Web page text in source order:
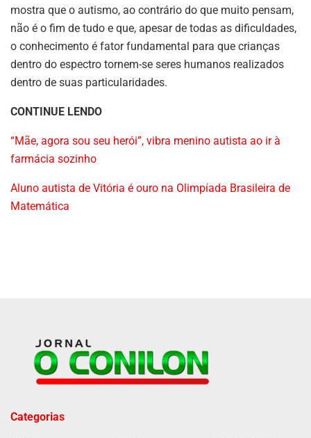
mostra que o autismo, ao contrário do que muito pensam,
não é o fim de tudo e que, apesar de todas as dificuldades,
o conhecimento é fator fundamental para que crianças
dentro do espectro tornem-se seres humanos realizados
dentro de suas particularidades.
CONTINUE LENDO
“Mãe, agora sou seu herói”, vibra menino autista ao ir à
farmácia sozinho
Aluno autista de Vitória é ouro na Olimpíada Brasileira de
Matemática
Categorias